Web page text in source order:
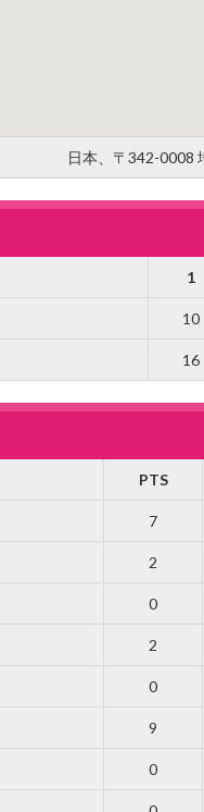
日本、〒342-0008
1
10
16
PTS
7
2
0
2
0
9
0